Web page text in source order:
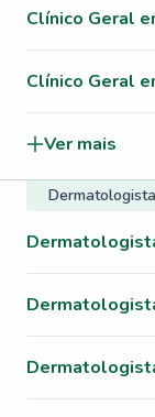
Clínico Geral
Clínico Geral
Ver mais
Dermatologista